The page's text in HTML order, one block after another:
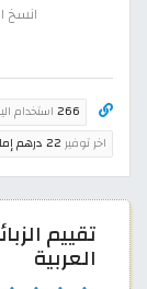
انسخ
266استخدام
اخر توفير 22 درهم إماراتي
تقييم
العربية